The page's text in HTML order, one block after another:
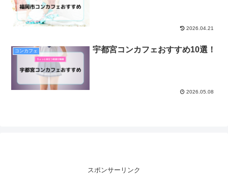
2026.04.21
コンカフェ 宇都宮コンカフェおすすめ10選！
2026.05.08
スポンサーリンク